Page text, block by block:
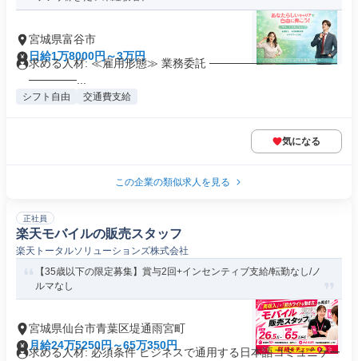
宮城県富谷市
日給1万8000円～3万円
求める人材: ≪雇用形態≫ 業務委託 ────────────────
──────...
シフト自由 交通費支給
気になる
この企業の類似求人を見る
正社員
楽天モバイルの販売スタッフ
楽天トータルソリューションズ株式会社
【35歳以下の限定募集】賞与2回+インセンティブ支給/転勤なし/ノ
ルマなし
宮城県仙台市青葉区堤通雨宮町
月給24万5250円～65万350円
求める人材: 必須条件 ビジネスで通用する日本語コミュニケー